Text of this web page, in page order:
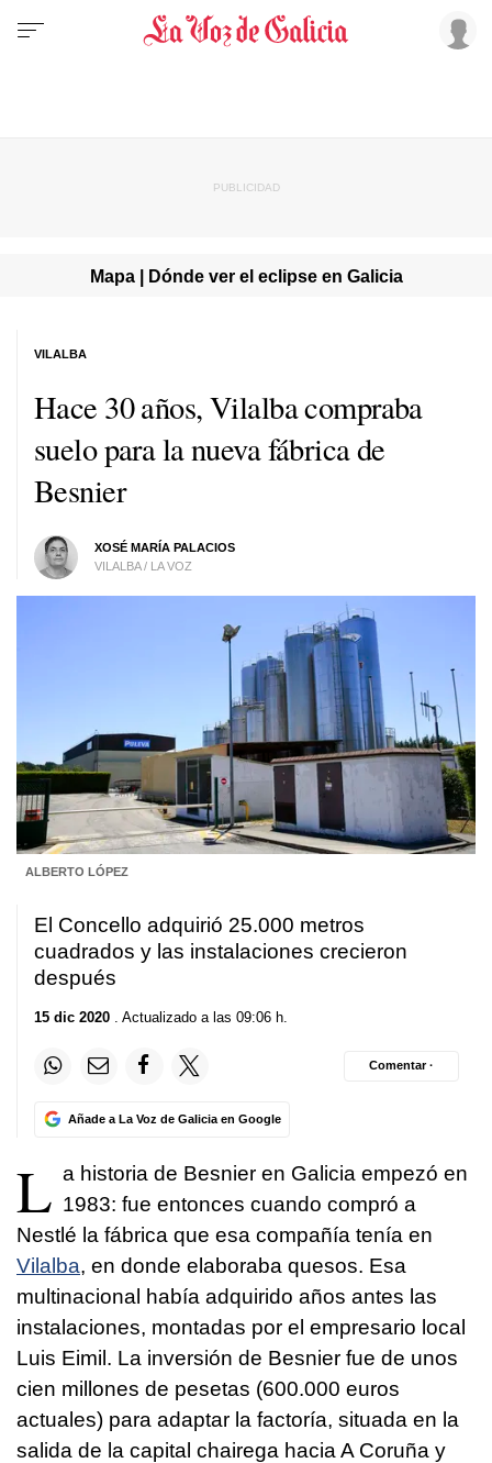
Mapa | Dónde ver el eclipse en Galicia
Hace 30 años, Vilalba compraba
suelo para la nueva fábrica de
Besnier
XOSÉ MARÍA PALACIOS
VILALBA / LA VOZ
VILALBA
ALBERTO LÓPEZ
El Concello adquirió 25.000 metros
cuadrados y las instalaciones crecieron
después
15 dic 2020 . Actualizado a las 09:06 h.
Añade a La Voz de Galicia en Google
Comentar ·
L a historia de Besnier en Galicia empezó en
1983: fue entonces cuando compró a
Nestlé la fábrica que esa compañía tenía en
Vilalba, en donde elaboraba quesos. Esa
multinacional había adquirido años antes las
instalaciones, montadas por el empresario local
Luis Eimil. La inversión de Besnier fue de unos
cien millones de pesetas (600.000 euros
actuales) para adaptar la factoría, situada en la
salida de la capital chairega hacia A Coruña y